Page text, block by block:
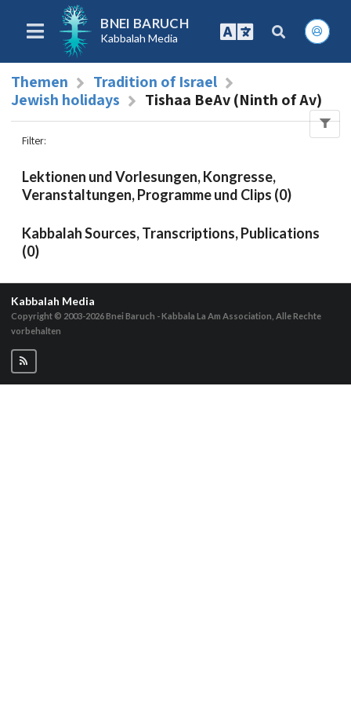
BNEI BARUCH
Kabbalah Media
Themen
Tradition of Israel
Jewish holidays
Tishaa BeAv (Ninth of Av)
Filter:
Lektionen und Vorlesungen, Kongresse,
Veranstaltungen, Programme und Clips (0)
Kabbalah Sources, Transcriptions, Publications
(0)
Kabbalah Media
Copyright © 2003-2026Bnei Baruch - Kabbala La Am Association, Alle Rechte
vorbehalten